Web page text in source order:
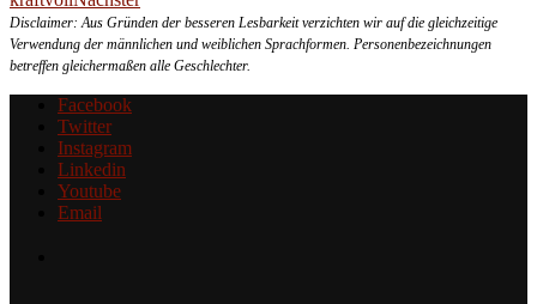
Disclaimer: Aus Gründen der besseren Lesbarkeit verzichten wir auf die gleichzeitige
Verwendung der männlichen und weiblichen Sprachformen. Personenbezeichnungen
betreffen gleichermaßen alle Geschlechter.
Facebook
Twitter
Instagram
Linkedin
Youtube
Email